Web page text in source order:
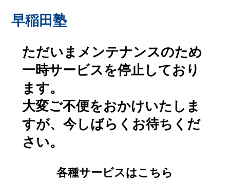
早稲田塾
ただいまメンテナンスのため
一時サービスを停止しており
ます。
大変ご不便をおかけいたしま
すが、今しばらくお待ちくだ
さい。
各種サービスはこちら